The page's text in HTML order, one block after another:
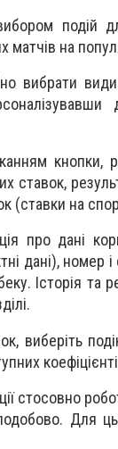
подій
матчів на
вибрати
кнопки,
(ставки на
про дані
дані), номер
Історія та
виберіть
стосовно
Для